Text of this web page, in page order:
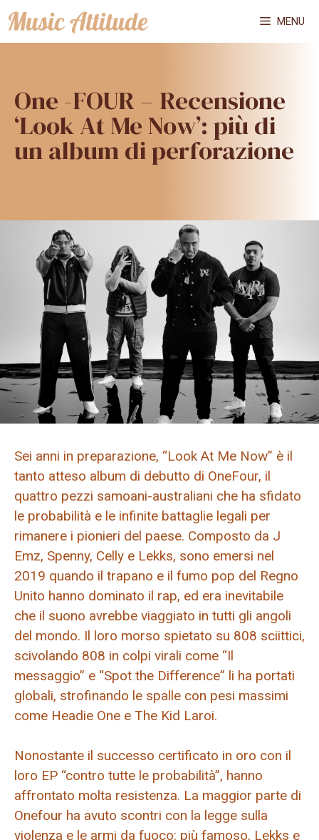
Vai
al
MENU
One -FOUR – Recensione
‘Look At Me Now’: più di
un album di perforazione
Sei anni in preparazione, “Look At Me Now” è il
tanto atteso album di debutto di OneFour, il
quattro pezzi samoani-australiani che ha sfidato
le probabilità e le infinite battaglie legali per
rimanere i pionieri del paese. Composto da J
Emz, Spenny, Celly e Lekks, sono emersi nel
2019 quando il trapano e il fumo pop del Regno
Unito hanno dominato il rap, ed era inevitabile
che il suono avrebbe viaggiato in tutti gli angoli
del mondo. Il loro morso spietato su 808 sciittici,
scivolando 808 in colpi virali come “Il
messaggio” e “Spot the Difference” li ha portati
globali, strofinando le spalle con pesi massimi
come Headie One e The Kid Laroi.
Nonostante il successo certificato in oro con il
loro EP “contro tutte le probabilità”, hanno
affrontato molta resistenza. La maggior parte di
Onefour ha avuto scontri con la legge sulla
violenza e le armi da fuoco: più famoso, Lekks e